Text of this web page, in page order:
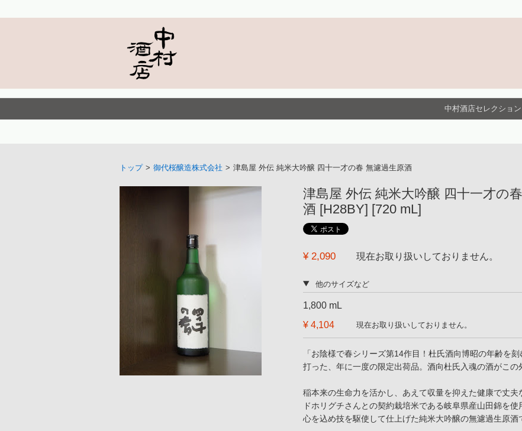
中村酒店セレクション
トップ > 御代桜醸造株式会社 > 津島屋 外伝 純米大吟醸 四十一才の春 無濾過生原酒
津島屋 外伝 純米大吟醸 四十一才の
酒 [H28BY] [720 mL]
¥ 2,090 現在お取り扱いしておりません。
他のサイズなど
1,800 mL
¥ 4,104
現在お取り扱いしておりません。
「お陰様で春シリーズ第14作目！杜氏酒向博昭の年齢を
打った、年に一度の限定出荷品。酒向杜氏入魂の酒がこの
稲本来の生命力を活かし、あえて収量を抑えた健康で丈
ドホリグチさんとの契約栽培米である岐阜県産山田錦を
心を込め技を駆使して仕上げた純米大吟醸の無濾過生原酒